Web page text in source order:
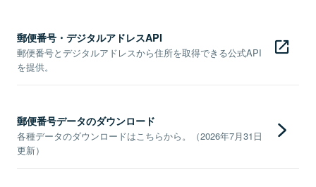
郵便番号・デジタルアドレスAPI
郵便番号とデジタルアドレスから住所を取得できる公式API
を提供。
郵便番号データのダウンロード
各種データのダウンロードはこちらから。（2026年7月31日
更新）